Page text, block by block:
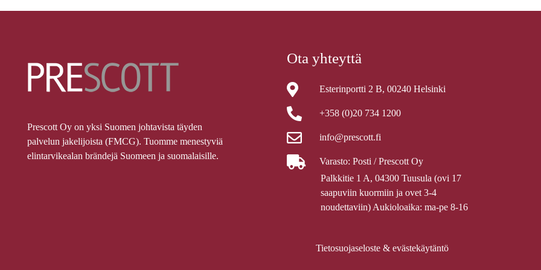
Prescott Oy on yksi Suomen johtavista täyden
palvelun jakelijoista (FMCG). Tuomme menestyviä
elintarvikealan brändejä Suomeen ja suomalaisille.
Ota yhteyttä
Esterinportti 2 B, 00240 Helsinki
+358 (0)20 734 1200
info@prescott.fi
Varasto: Posti / Prescott Oy
Palkkitie 1 A, 04300 Tuusula (ovi 17
saapuviin kuormiin ja ovet 3-4
noudettaviin) Aukioloaika: ma-pe 8-16
Tietosuojaseloste & evästekäytäntö